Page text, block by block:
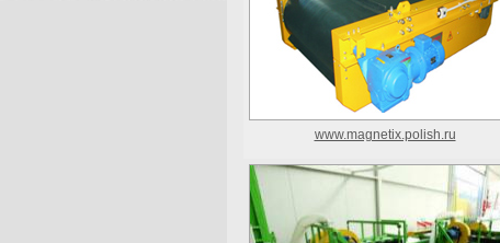
www.magnetix.polish.ru